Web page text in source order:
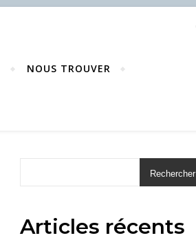
NOUS TROUVER
Rechercher
Articles récents